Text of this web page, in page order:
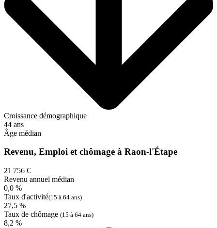
Croissance démographique
44 ans
Âge médian
Revenu, Emploi et chômage à Raon-l'Étape
21 756 €
Revenu annuel médian
0,0 %
Taux d'activité(15 à 64 ans)
27,5 %
Taux de chômage (15 à 64 ans)
8,2 %